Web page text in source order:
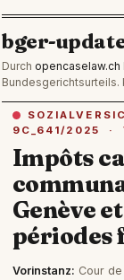
bger-
Durch opencaselaw.ch
Bundesgerichtsurteils.
9C_641/2025 ·
Impôts
Genève
périodes
Vorinstanz: Cour